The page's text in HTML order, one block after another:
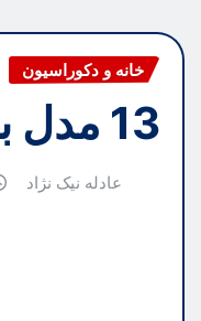
خانه و دکوراسیون
13 مدل بهترین سفره هفت سین زیبا
عادله نیک نژاد